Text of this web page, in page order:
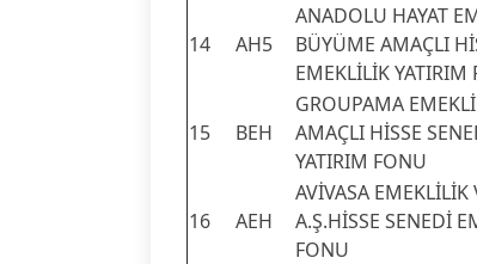
14 AH5
ANADOLU HAYAT
BÜYÜME AMAÇLI
EMEKLİLİK YATIRIM
15 BEH
GROUPAMA
AMAÇLI HİSSE
YATIRIM FONU
16 AEH
AVİVASA EMEKLİLİK
A.Ş.HİSSE SENEDİ
FONU